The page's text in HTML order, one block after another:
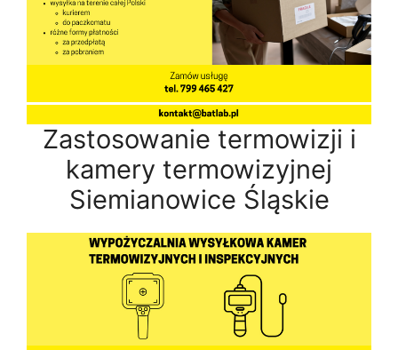
Zastosowanie termowizji i
kamery termowizyjnej
Siemianowice Śląskie